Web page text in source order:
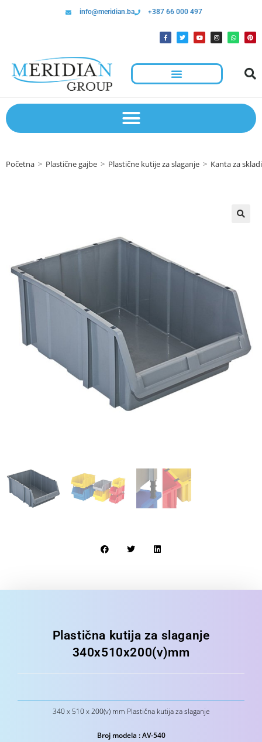
info@meridian.ba +387 66 000 497
Početna > Plastične gajbe > Plastične kutije za slaganje > Kanta za
Plastična kutija za slaganje
340x510x200(v)mm
340 x 510 x 200(v) mm Plastična kutija za slaganje
Broj modela : AV-540